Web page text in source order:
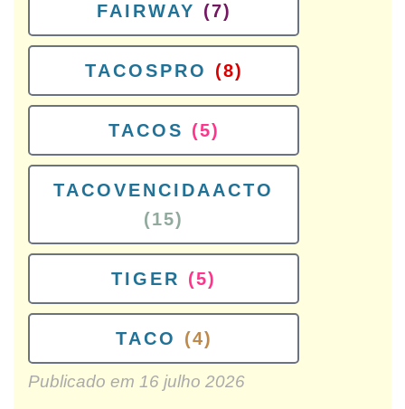
FAIRWAY (7)
TACOSPRO (8)
TACOS (5)
TACOVENCIDAACTO
(15)
TIGER (5)
TACO (4)
Publicado em 16 julho 2026